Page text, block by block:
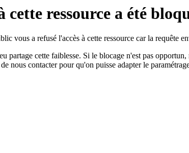
cette ressource a été
vous a refusé l'accès à cette ressource car la requête
partage cette faiblesse. Si le blocage n'est pas
nous contacter pour qu'on puisse adapter le